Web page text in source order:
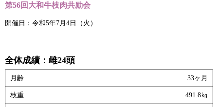
第56回大和牛枝肉共励会
開催日：令和5年7月4日（火）
全体成績：雌24頭
月齢
枝重
33ヶ月
491.8㎏